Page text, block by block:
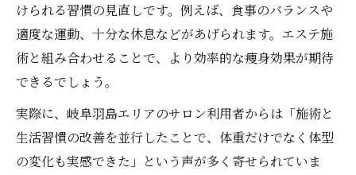
けられる習慣の見直しです。例えば、食事のバランスや
適度な運動、十分な休息などがあげられます。エステ施
術と組み合わせることで、より効率的な痩身効果が期待
できるでしょう。
実際に、岐阜羽島エリアのサロン利用者からは「施術と
生活習慣の改善を並行したことで、体重だけでなく体型
の変化も実感できた」という声が多く寄せられていま